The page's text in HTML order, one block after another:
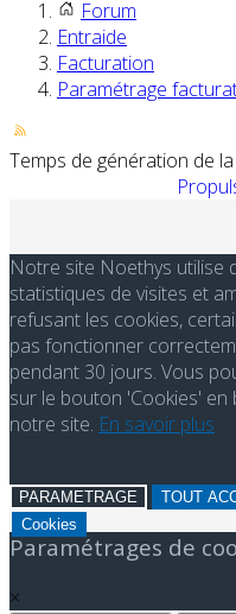
Forum
Entraide
Facturation
Paramétrage
Temps de génération de
Notre site Noethys utilise
statistiques de visites et
refusant les cookies,
pas fonctionner
pendant 30 jours. Vous
sur le bouton 'Cookies' en
notre site. En savoir plus
PARAMETRAGE TOUT
Cookies
Paramétrages de
×